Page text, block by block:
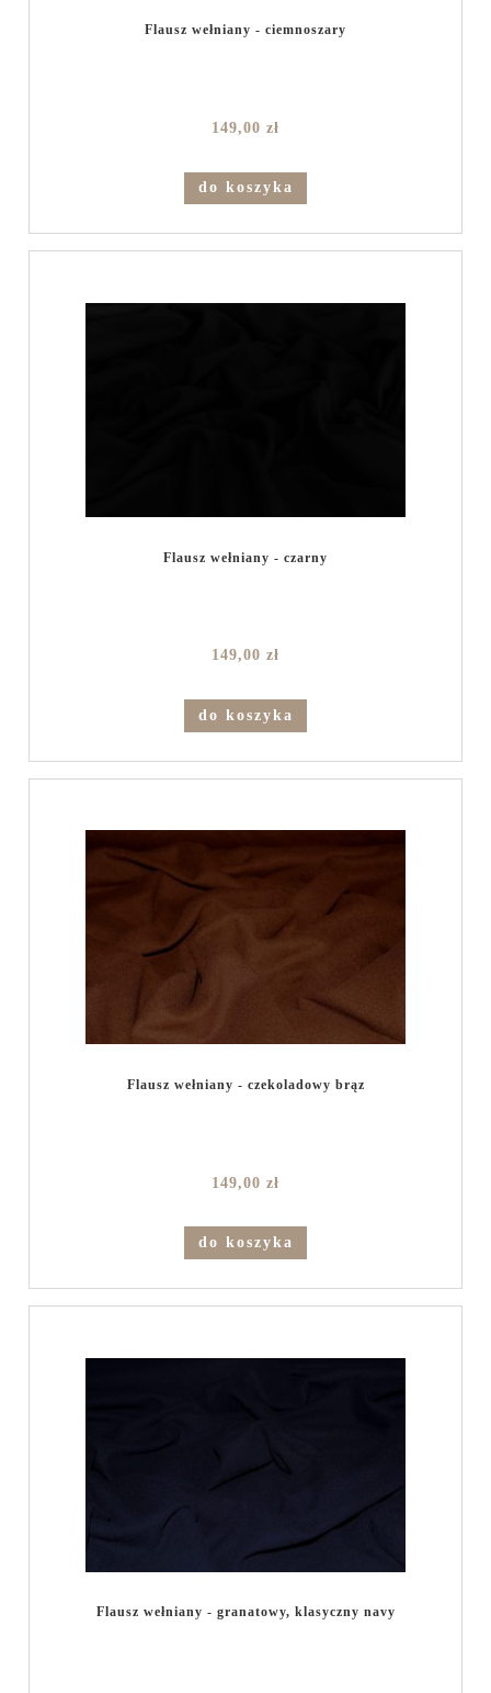
Flausz wełniany - ciemnoszary
149,00 zł
do koszyka
Flausz wełniany - czarny
149,00 zł
do koszyka
Flausz wełniany - czekoladowy brąz
149,00 zł
do koszyka
Flausz wełniany - granatowy, klasyczny navy